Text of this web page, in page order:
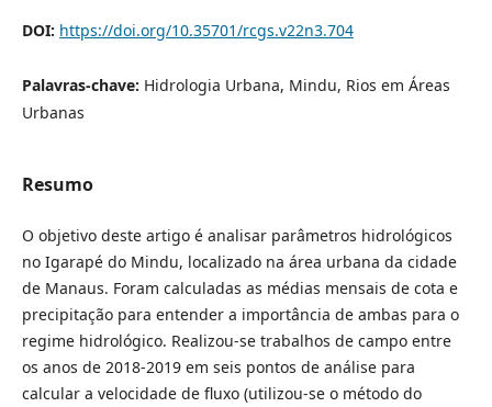
DOI: https://doi.org/10.35701/rcgs.v22n3.704
Palavras-chave: Hidrologia Urbana, Mindu, Rios em Áreas
Urbanas
Resumo
O objetivo deste artigo é analisar parâmetros hidrológicos
no Igarapé do Mindu, localizado na área urbana da cidade
de Manaus. Foram calculadas as médias mensais de cota e
precipitação para entender a importância de ambas para o
regime hidrológico. Realizou-se trabalhos de campo entre
os anos de 2018-2019 em seis pontos de análise para
calcular a velocidade de fluxo (utilizou-se o método do